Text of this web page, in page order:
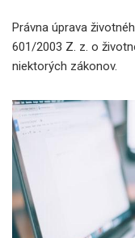
Právna úprava
601/2003 Z. z. o
niektorých zákonov.